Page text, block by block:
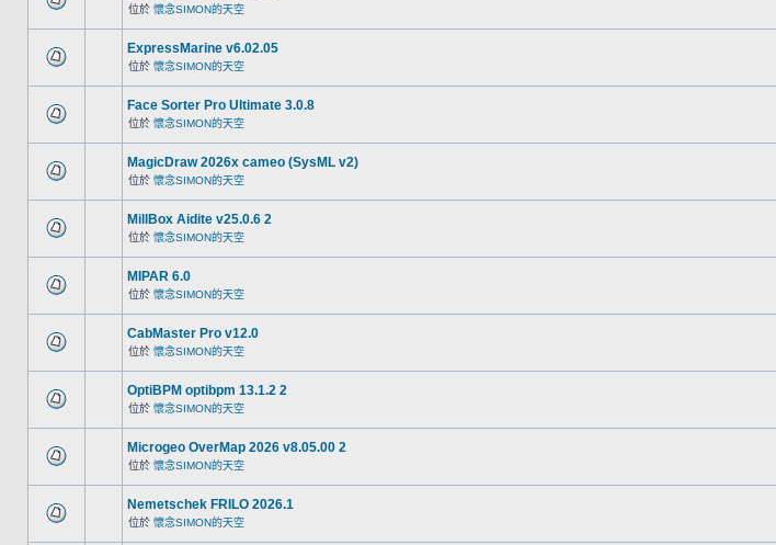
位於 懷念SIMON的天空
ExpressMarine v6.02.05
位於 懷念SIMON的天空
Face Sorter Pro Ultimate 3.0.8
位於 懷念SIMON的天空
MagicDraw 2026x cameo (SysML v2)
位於 懷念SIMON的天空
MillBox Aidite v25.0.6 2
位於 懷念SIMON的天空
MIPAR 6.0
位於 懷念SIMON的天空
CabMaster Pro v12.0
位於 懷念SIMON的天空
OptiBPM optibpm 13.1.2 2
位於 懷念SIMON的天空
Microgeo OverMap 2026 v8.05.00 2
位於 懷念SIMON的天空
Nemetschek FRILO 2026.1
位於 懷念SIMON的天空